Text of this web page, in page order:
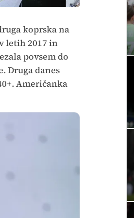
koprska na
letih 2017 in
povsem do
Druga danes
Američanka